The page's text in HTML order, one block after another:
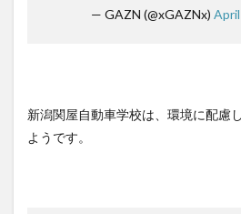
— GAZN (@xGAZNx)
新潟関屋自動車学校は、環境に配慮
ようです。